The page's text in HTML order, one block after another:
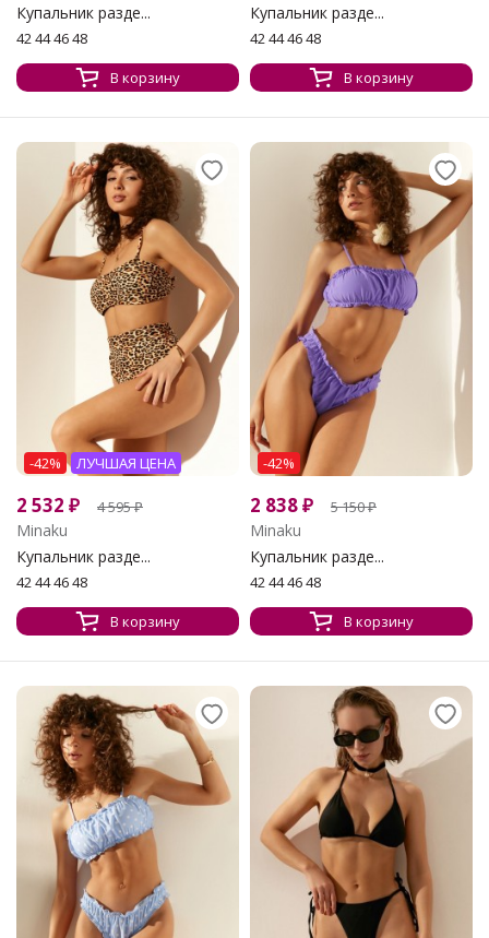
Купальник разде...
42 44 46 48
В корзину
Купальник разде...
42 44 46 48
В корзину
-42% ЛУЧШАЯ ЦЕНА
2 532 ₽ 4 595₽
Minaku
Купальник разде...
42 44 46 48
В корзину
-42%
2 838₽ 5 150₽
Minaku
Купальник разде...
42 44 46 48
В корзину